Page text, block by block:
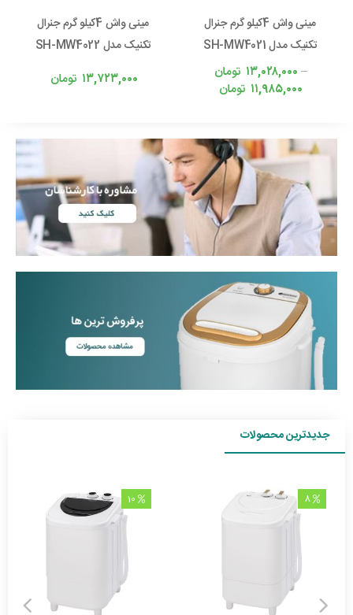
مینی واش 4کیلو گرم جنرال
تکنیک مدل SH-MW4021
تومان ۱۳,۰۲۸,۰۰۰ –
تومان ۱۱,۹۸۵,۰۰۰
مینی واش 4کیلو گرم جنرال
تکنیک مدل SH-MW4022
تومان ۱۳,۷۲۳,۰۰۰
جدیدترین محصولات
8
10